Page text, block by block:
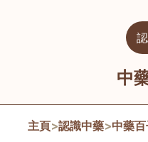
中
主頁>認識中藥>中藥